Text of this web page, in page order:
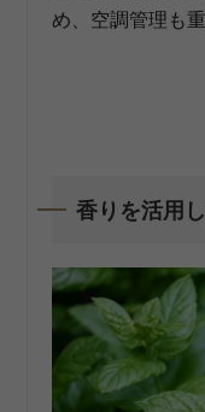
め、空調管理も重
香りを活用